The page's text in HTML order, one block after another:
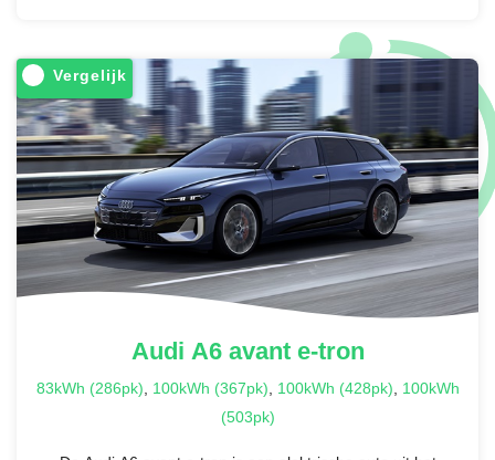
Vergelijk
Audi A6 avant e-tron
83kWh (286pk), 100kWh (367pk), 100kWh (428pk), 100kWh
(503pk)